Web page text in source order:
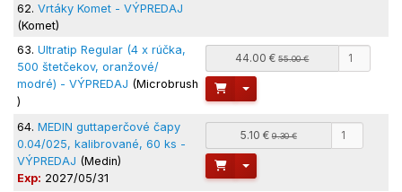
62. Vrtáky Komet - VÝPREDAJ
(Komet)
63. Ultratip Regular (4 x rúčka,
500 štetčekov, oranžové/
modré) - VÝPREDAJ (Microbrush
)
44.00 €55.00 €
Toggle Dropdown
64. MEDIN guttaperčové čapy
0.04/025, kalibrované, 60 ks -
VÝPREDAJ (Medin)
Exp: 2027/05/31
5.10 €9.30 €
Toggle Dropdown